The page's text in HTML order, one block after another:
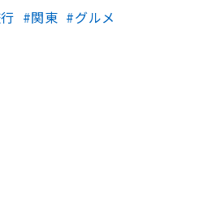
関東 グルメ